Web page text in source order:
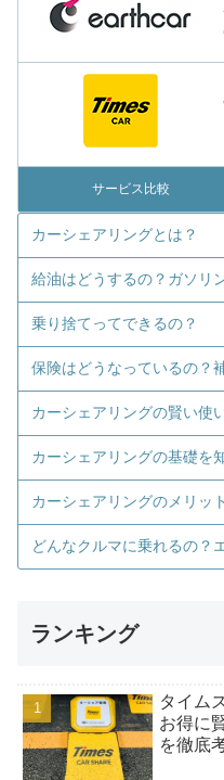
サービス比較
カーシェアリングとは？
給油はどうするの？ガソリ
乗り捨てってできるの？
保険はどうなっているの？
カーシェアリングの賢い使
カーシェアリングの基礎を
カーシェアリングのメリッ
どんなクルマに乗れるの？
ランキング
タイム
お得に
を徹底